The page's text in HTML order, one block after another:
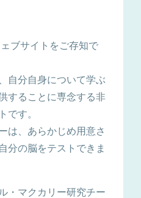
ブサイトをご存知で
自分自身について学ぶ
することに専念する非
です。
は、あらかじめ用意さ
分の脳をテストできま
・マクカリー研究チー